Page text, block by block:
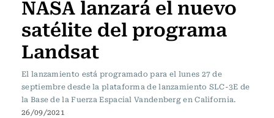
NASA lanzará el nuevo
satélite del programa
Landsat
El lanzamiento está programado para el lunes 27 de
septiembre desde la plataforma de lanzamiento SLC-3E de
la Base de la Fuerza Espacial Vandenberg en California.
26/09/2021